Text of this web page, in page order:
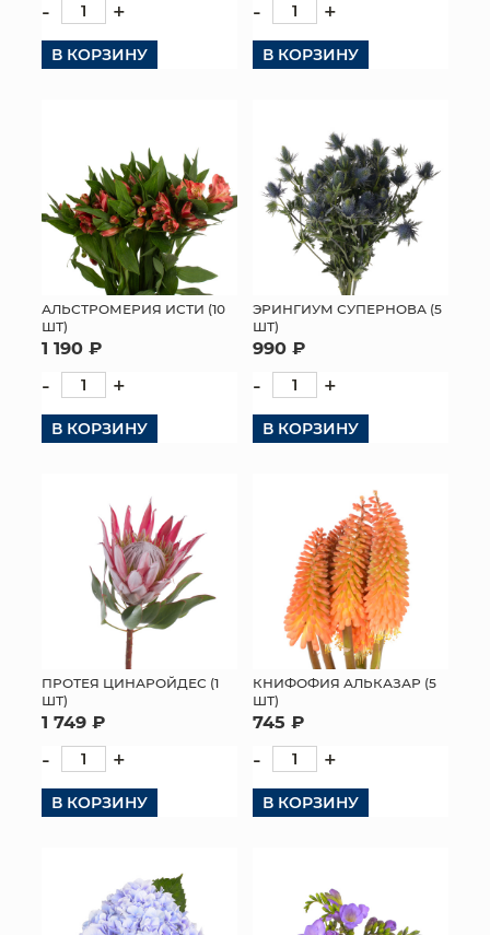
- +
В КОРЗИНУ
- +
В КОРЗИНУ
АЛЬСТРОМЕРИЯ ИСТИ (10
ШТ)
1 190 ₽
- +
В КОРЗИНУ
ЭРИНГИУМ СУПЕРНОВА (5
ШТ)
990 ₽
- +
В КОРЗИНУ
ПРОТЕЯ ЦИНАРОЙДЕС (1
ШТ)
1 749 ₽
- +
В КОРЗИНУ
КНИФОФИЯ АЛЬКАЗАР (5
ШТ)
745 ₽
- +
В КОРЗИНУ